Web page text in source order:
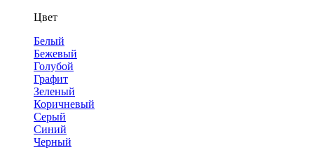
Цвет
Белый
Бежевый
Голубой
Графит
Зеленый
Коричневый
Серый
Синий
Черный